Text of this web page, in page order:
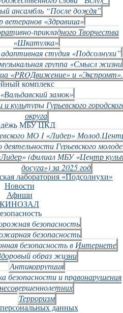
ансамбль “После дождя”
ветеранов «Здравица»
прикладного Творчества
«Шкатулка»
студия «Подсолнухи”
группа «Смысл жизни
«PROДвижение» и «Экспромт».
комплекс
«Вальдавский замок»
культуры Гурьевского
округа
МБУ ЦКД
МО I «Лидер»
Гурьевского
(филиал МБУ «Центр
досуга») за 2025 год
лаборатория «Подсолнухи»
Новости
Афиши
КИНОЗАЛ
безопасность
безопасность
безопасность в Интернете
образ жизни
Антикоррупция
безопасности и правонарушения
несовершеннолетних
Терроризм
данных